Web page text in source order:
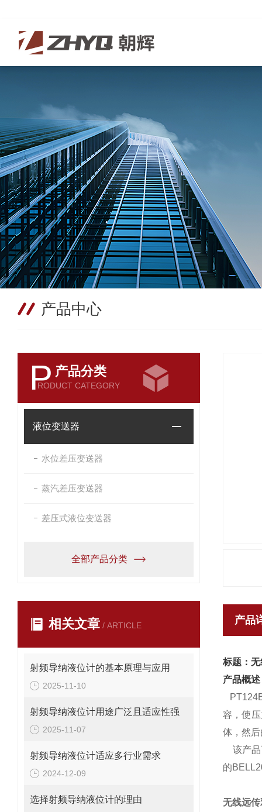
产品中心
P 产品分类
RODUCT CATEGORY
液位变送器
水位差压变送器
蒸汽差压变送器
差压式液位变送器
全部产品分类
相关文章 / ARTICLE
射频导纳液位计的基本原理与应用
2025-11-10
射频导纳液位计用途广泛且适应性强
2025-11-07
射频导纳液位计适应多行业需求
2024-12-09
选择射频导纳液位计的理由
产品
标题：
产品概述
容，使
体，然
该产品
的
无线远传